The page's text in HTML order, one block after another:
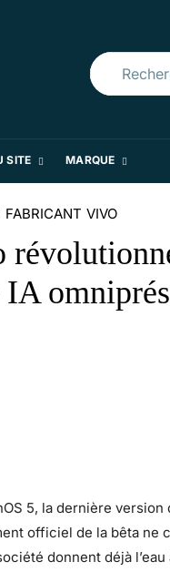
SITE MARQUE
FABRICANT VIVO
5, la dernière
officiel de la bêta ne
donnent déjà